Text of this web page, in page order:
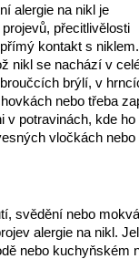
alergie na nikl je
přecitlivělosti
kontakt s
nikl se nachází v
brýlí, v
nebo třeba
v potravinách, kde ho
vločkách nebo
svědění nebo
alergie na nikl.
nebo kuchyňském